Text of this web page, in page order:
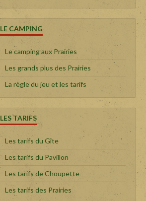
LE CAMPING
Le camping aux Prairies
Les grands plus des Prairies
La règle du jeu et les tarifs
LES TARIFS
Les tarifs du Gîte
Les tarifs du Pavillon
Les tarifs de Choupette
Les tarifs des Prairies